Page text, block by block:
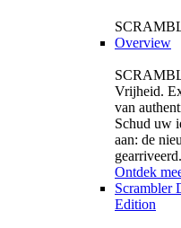
Overview
Vrijheid.
van
Schud uw
aan: de
Ontdek
Scrambler
Edition